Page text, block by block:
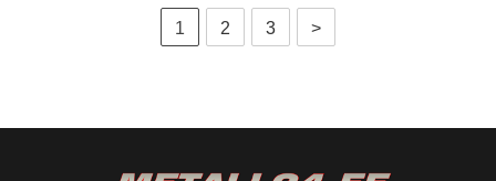
1 2 3 >